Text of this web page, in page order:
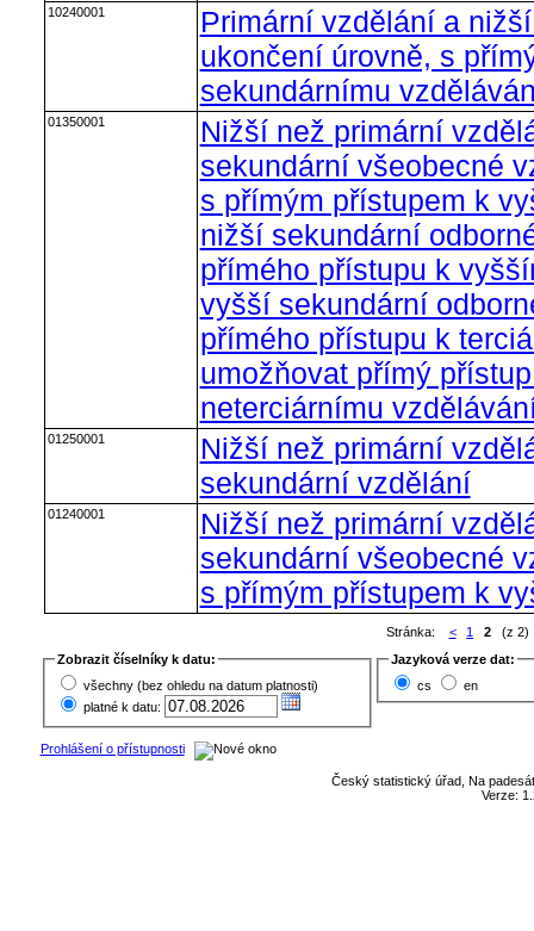
10240001
Primární vzdělání a
ukončení úrovně, s
sekundárnímu
01350001
Nižší než primární
sekundární všeobecné
s přímým přístupem k
nižší sekundární
přímého přístupu k
vyšší sekundární
přímého přístupu k
umožňovat přímý
neterciárnímu
01250001
Nižší než primární
sekundární vzdělání
01240001
Nižší než primární
sekundární všeobecné
s přímým přístupem k
Stránka: < 1 2(z 2)
Zobrazit číselníky k datu:
všechny (bez ohledu na datum platnosti)
platné k datu:
Jazyková verze dat:
cs
en
Prohlášení o přístupnosti
Český statistický úřad, Na
Verze: